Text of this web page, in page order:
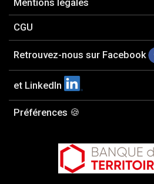
CGU
Retrouvez-nous sur Facebook
et LinkedIn
Préférences 🍪